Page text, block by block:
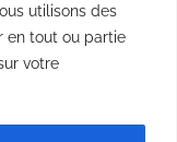
utilisons des
en tout ou partie
votre